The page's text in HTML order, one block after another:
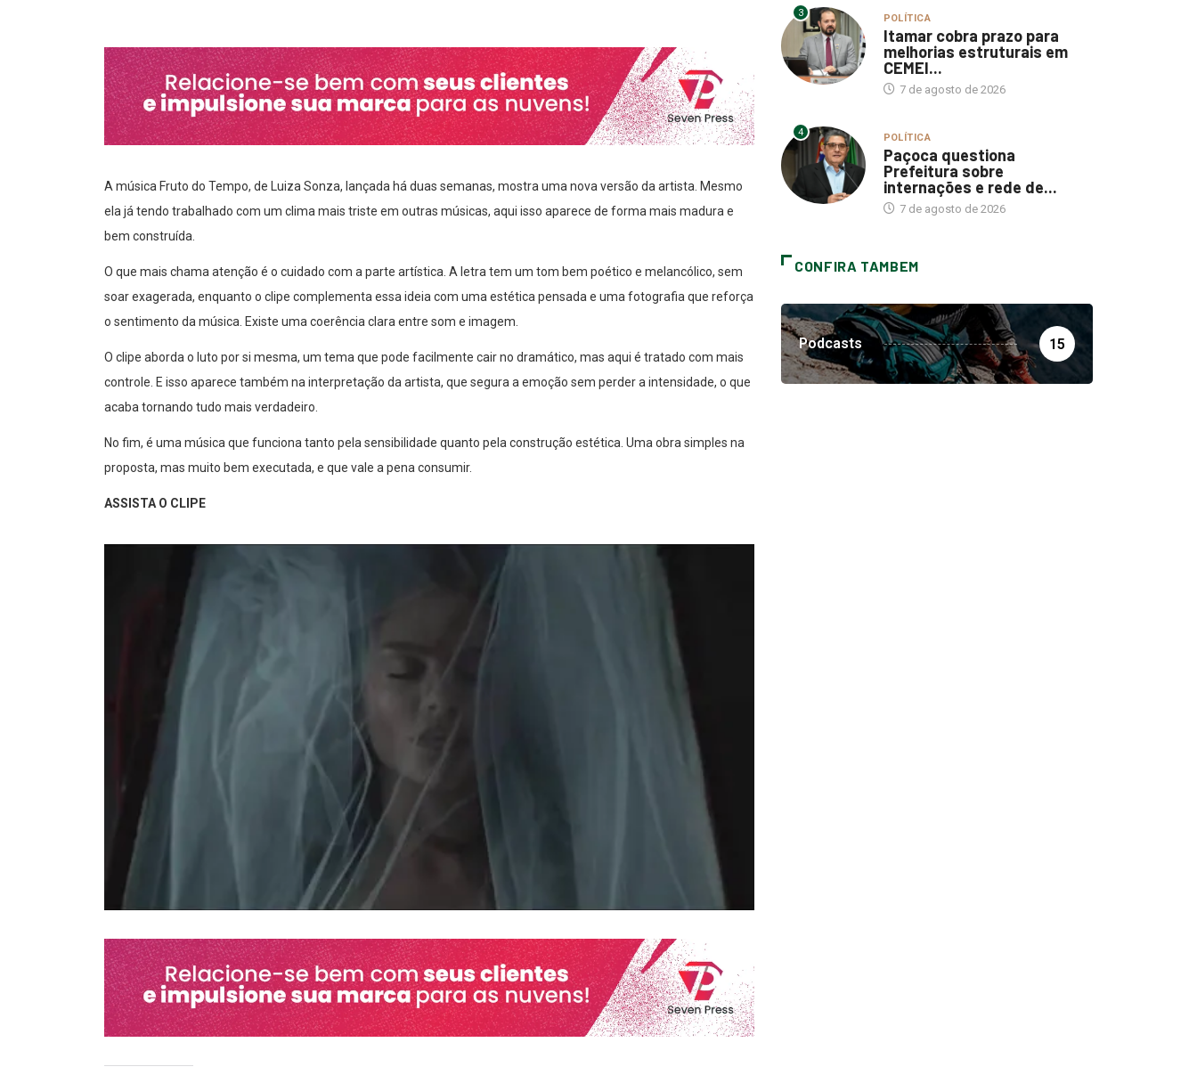
A música Fruto do Tempo, de Luiza Sonza, lançada há duas semanas, mostra uma nova versão da artista. Mesmo
ela já tendo trabalhado com um clima mais triste em outras músicas, aqui isso aparece de forma mais madura e
bem construída.
O que mais chama atenção é o cuidado com a parte artística. A letra tem um tom bem poético e melancólico, sem
soar exagerada, enquanto o clipe complementa essa ideia com uma estética pensada e uma fotografia que reforça
o sentimento da música. Existe uma coerência clara entre som e imagem.
O clipe aborda o luto por si mesma, um tema que pode facilmente cair no dramático, mas aqui é tratado com mais
controle. E isso aparece também na interpretação da artista, que segura a emoção sem perder a intensidade, o que
acaba tornando tudo mais verdadeiro.
No fim, é uma música que funciona tanto pela sensibilidade quanto pela construção estética. Uma obra simples na
proposta, mas muito bem executada, e que vale a pena consumir.
ASSISTA O CLIPE
3 POLÍTICA
Itamar cobra prazo para
melhorias estruturais em
CEMEI...
7 de agosto de 2026
4 POLÍTICA
Paçoca questiona
Prefeitura sobre
internações e rede de...
7 de agosto de 2026
CONFIRA TAMBEM
Podcasts 15